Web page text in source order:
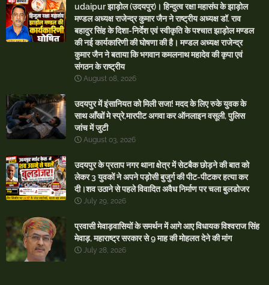
udaipur झाड़ोल (उदयपुर)। हिन्दुत्व रक्षा महासंघ के झाड़ोल
मण्डल अध्यक्ष राजेन्द्र कुमार जैन ने राष्ट्रीय अध्यक्ष डॉ. राव
बहादुर सिंह के दिशा-निर्देश एवं स्वीकृति के पश्चात झाड़ोल मण्डल
की नई कार्यकारिणी की घोषणा की है। मण्डल अध्यक्ष राजेन्द्र
कुमार जैन ने बताया कि भगवान कमलनाथ महादेव की कृपा एवं
संगठन के राष्ट्रीय
August 08, 2026
उदयपुर में इंसानियत को मिली सजा! मदद के लिए रुके युवक के
साथ आँखों मे स्प्रे,मारपीट अगवा कर ऑनलाइन वसूली, पुलिस
जांच में जुटी
August 03, 2026
उदयपुर के प्रताप नगर थाना क्षेत्र में सेटबैक छोड़ने की बात को
लेकर 3 युवकों ने अपने पड़ोसी बुजुर्ग की पीट-पीटकर हत्या कर
दी।शव उठाने से पहले विवादित अवैध निर्माण पर चला बुलडोजर
July 29, 2026
प्रवासी मेवाड़वासियों के समर्थन में आगे आए विधायक विश्वराज सिंह
मेवाड़, महाराष्ट्र सरकार से 9 माह की मोहलत देने की मांग
July 28, 2026